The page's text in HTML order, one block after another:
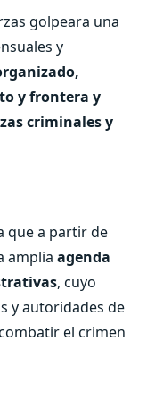
golpeara una
y
y frontera y
criminales y
que a partir de
amplia agenda
, cuyo
y autoridades de
el crimen